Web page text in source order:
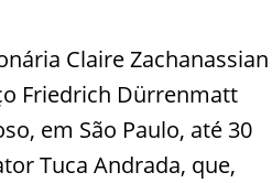
Claire Zachanassian
Friedrich Dürrenmatt
em São Paulo, até 30
Tuca Andrada, que,